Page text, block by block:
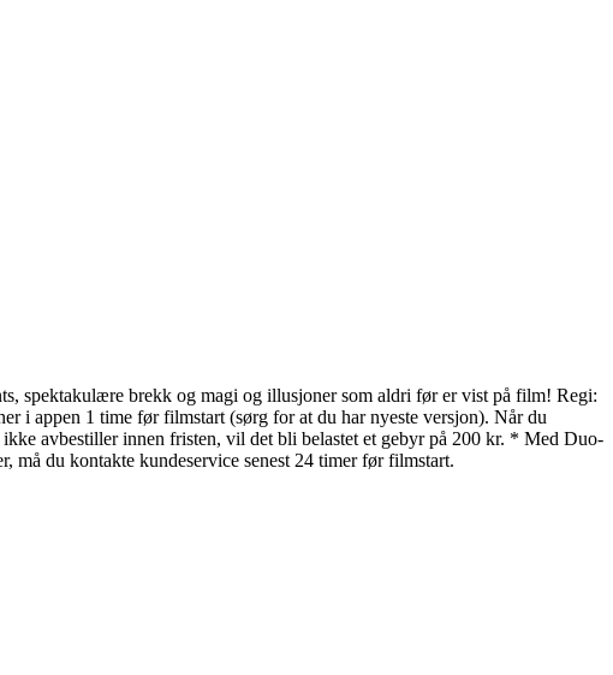
spektakulære brekk og magi og illusjoner som aldri før er vist på film! Regi:
i appen 1 time før filmstart (sørg for at du har nyeste versjon). Når du
avbestiller innen fristen, vil det bli belastet et gebyr på 200 kr. * Med Duo-
må du kontakte kundeservice senest 24 timer før filmstart.